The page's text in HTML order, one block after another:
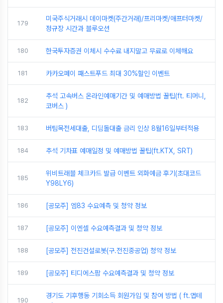
179
미국주식거래시 데이마켓(주간거래)/프리마켓/애프터마켓/
정규장 시간과 블루오션
180 한국투자증권 이체시 수수료 내지말고 무료로 이체해요
181 카카오페이 패스트푸드 최대 30%할인 이벤트
182
추석 고속버스 온라인예매기간 및 예매방법 꿀팁(ft. 티머니,
코버스 )
183 버팀목전세대출, 디딤돌대출 금리 인상 8월16일부터적용
184 추석 기차표 예매일정 및 예매방법 꿀팁(ft.KTX, SRT)
185
위비트래블 체크카드 발급 이벤트 외화예금 후기(초대코드
Y98LY6)
186 [공모주] 엠83 수요예측 및 청약 정보
187 [공모주] 이엔셀 수요예측결과 및 청약 정보
188 [공모주] 전진건설로봇(구.전진중공업) 청약 정보
189 [공모주] 티디에스팜 수요예측결과 및 청약 정보
190
경기도 기후행동 기회소득 회원가입 및 참여 방법 ( ft.앱테